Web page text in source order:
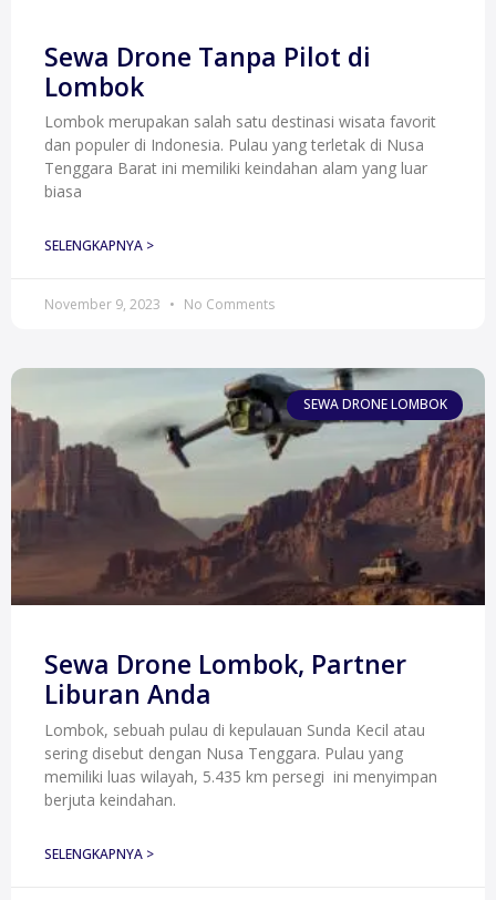
Sewa Drone Tanpa Pilot di
Lombok
Lombok merupakan salah satu destinasi wisata favorit
dan populer di Indonesia. Pulau yang terletak di Nusa
Tenggara Barat ini memiliki keindahan alam yang luar
biasa
SELENGKAPNYA >
November 9, 2023 No Comments
SEWA DRONE LOMBOK
Sewa Drone Lombok, Partner
Liburan Anda
Lombok, sebuah pulau di kepulauan Sunda Kecil atau
sering disebut dengan Nusa Tenggara. Pulau yang
memiliki luas wilayah, 5.435 km persegi ini menyimpan
berjuta keindahan.
SELENGKAPNYA >